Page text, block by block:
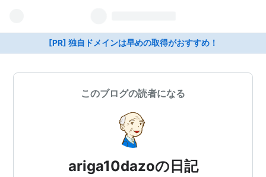
[PR] 独自ドメインは早めの取得がおすすめ！
このブログの読者になる
ariga10dazoの日記